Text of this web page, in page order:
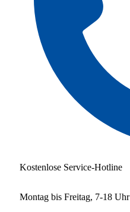
Kostenlose Service-Hotline
Montag bis Freitag, 7-18 Uhr